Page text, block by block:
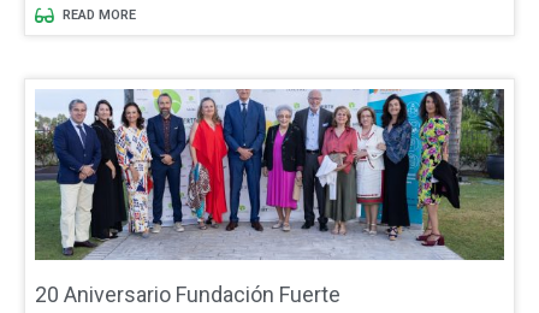
READ MORE
20 Aniversario Fundación Fuerte